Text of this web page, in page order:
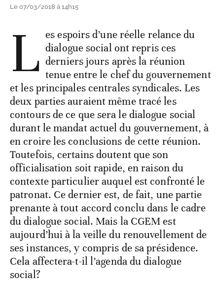
Le 07/03/2018 à 14h15
L es espoirs d’une réelle relance du
dialogue social ont repris ces
derniers jours après la réunion
tenue entre le chef du gouvernement
et les principales centrales syndicales. Les
deux parties auraient même tracé les
contours de ce que sera le dialogue social
durant le mandat actuel du gouvernement, à
en croire les conclusions de cette réunion.
Toutefois, certains doutent que son
officialisation soit rapide, en raison du
contexte particulier auquel est confronté le
patronat. Ce dernier est, de fait, une partie
prenante à tout accord conclu dans le cadre
du dialogue social. Mais la CGEM est
aujourd’hui à la veille du renouvellement de
ses instances, y compris de sa présidence.
Cela affectera-t-il l’agenda du dialogue
social?